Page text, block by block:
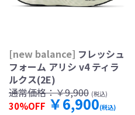
[new balance] フレッシュ
フォーム アリシ v4 ティラ
ルクス(2E)
通常価格：￥9,900 (税込)
30%OFF ￥6,900(税込)